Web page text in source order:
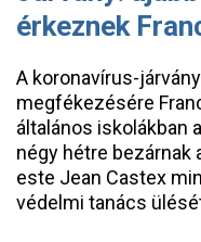
érkeznek
A koronavírus-
megfékezésére
általános iskolákban
négy hétre
este Jean Castex
védelmi tanács